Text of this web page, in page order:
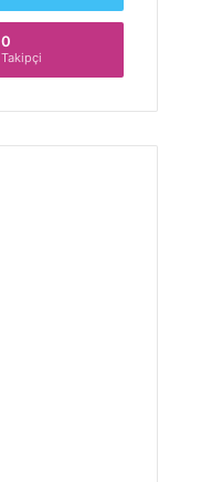
0
Takipçi